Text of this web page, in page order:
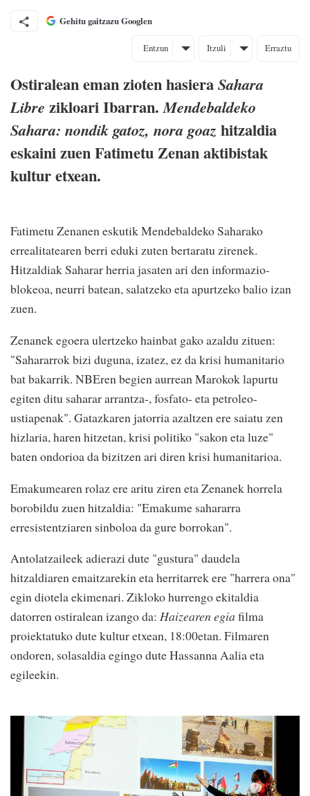
Gehitu gaitzazu Googlen
Entzun Itzuli Erraztu
Ostiralean eman zioten hasieraSahara
Libre zikloari Ibarran.Mendebaldeko
Sahara: nondik gatoz, nora goaz hitzaldia
eskaini zuen Fatimetu Zenan aktibistak
kultur etxean.
Fatimetu Zenanen eskutik Mendebaldeko Saharako
errealitatearen berri eduki zuten bertaratu zirenek.
Hitzaldiak Saharar herria jasaten ari den informazio-
blokeoa, neurri batean, salatzeko eta apurtzeko balio izan
zuen.
Zenanek egoera ulertzeko hainbat gako azaldu zituen:
"Sahararrok bizi duguna, izatez, ez da krisi humanitario
bat bakarrik. NBEren begien aurrean Marokok lapurtu
egiten ditu saharar arrantza-, fosfato- eta petroleo-
ustiapenak". Gatazkaren jatorria azaltzen ere saiatu zen
hizlaria, haren hitzetan, krisi politiko "sakon eta luze"
baten ondorioa da bizitzen ari diren krisi humanitarioa.
Emakumearen rolaz ere aritu ziren eta Zenanek horrela
borobildu zuen hitzaldia: "Emakume sahararra
erresistentziaren sinboloa da gure borrokan".
Antolatzaileek adierazi dute "gustura" daudela
hitzaldiaren emaitzarekin eta herritarrek ere "harrera ona"
egin diotela ekimenari. Zikloko hurrengo ekitaldia
datorren ostiralean izango da: Haizearen egia filma
proiektatuko dute kultur etxean, 18:00etan. Filmaren
ondoren, solasaldia egingo dute Hassanna Aalia eta
egileekin.